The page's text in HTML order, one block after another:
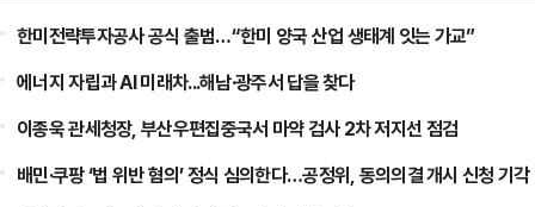
한미전략투자공사 공식 출범…“한미 양국 산업 생태계 잇는 가교”
에너지 자립과 AI 미래차...해남·광주서 답을 찾다
이종욱 관세청장, 부산우편집중국서 마약 검사 2차 저지선 점검
배민·쿠팡 ‘법 위반 혐의’ 정식 심의한다…공정위, 동의의결 개시 신청 기각